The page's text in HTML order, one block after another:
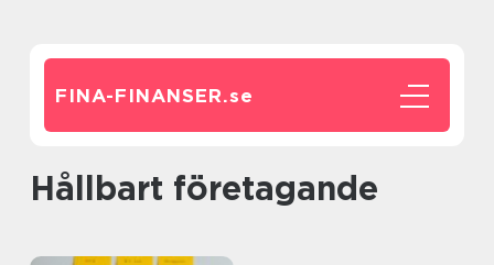
FINA-FINANSER.se
Hållbart företagande